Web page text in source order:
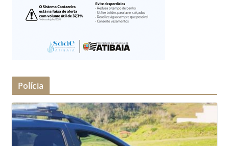
Polícia